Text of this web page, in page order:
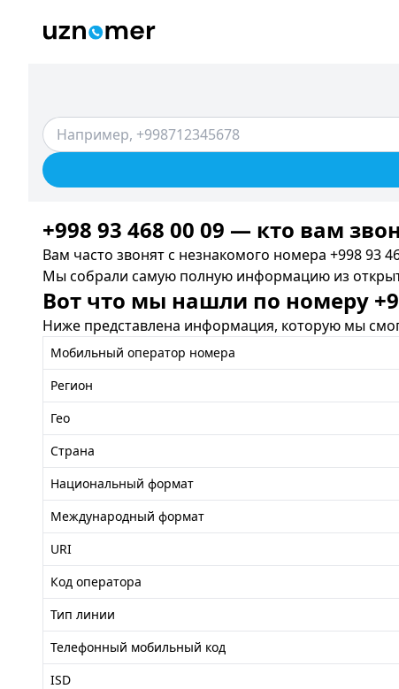
+998 93 468 00 09 — кто вам
Вам часто звонят с незнакомого номера +998 93
Мы собрали самую полную информацию из
Вот что мы нашли по номеру
Ниже представлена информация, которую мы
Мобильный оператор номера
Регион
Гео
Страна
Национальный формат
Международный формат
URI
Код оператора
Тип линии
Телефонный мобильный код
ISD